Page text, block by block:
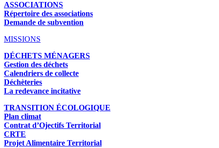
ASSOCIATIONS
Répertoire des associations
Demande de subvention
MISSIONS
DÉCHETS MÉNAGERS
Gestion des déchets
Calendriers de collecte
Déchèteries
La redevance incitative
TRANSITION ÉCOLOGIQUE
Plan climat
Contrat d’Ojectifs Territorial
CRTE
Projet Alimentaire Territorial